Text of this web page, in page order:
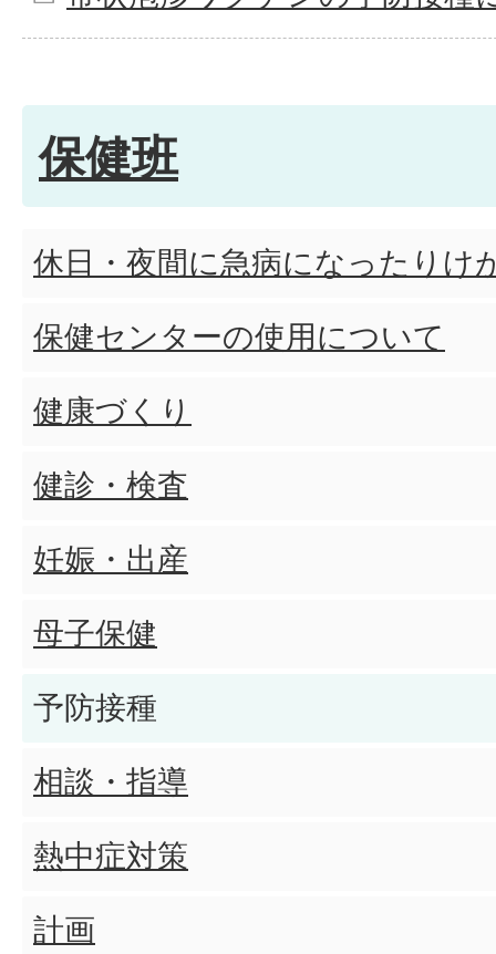
保健班
休日・夜間に急病になったりけ
保健センターの使用について
健康づくり
健診・検査
妊娠・出産
母子保健
予防接種
相談・指導
熱中症対策
計画